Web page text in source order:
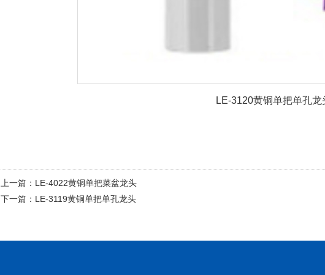
LE-3120黄铜单把单孔龙
上一篇： LE-4022黄铜单把菜盆龙头
下一篇： LE-3119黄铜单把单孔龙头